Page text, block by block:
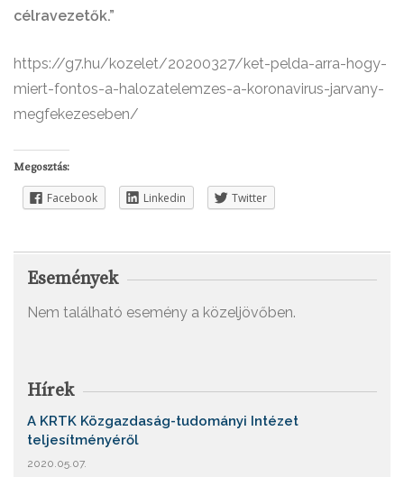
célravezetők.”
https://g7.hu/kozelet/20200327/ket-pelda-arra-hogy-
miert-fontos-a-halozatelemzes-a-koronavirus-jarvany-
megfekezeseben/
Megosztás:
Facebook Linkedin Twitter
Események
Nem található esemény a közeljövőben.
Hírek
A KRTK Közgazdaság-tudományi Intézet
teljesítményéről
2020.05.07.